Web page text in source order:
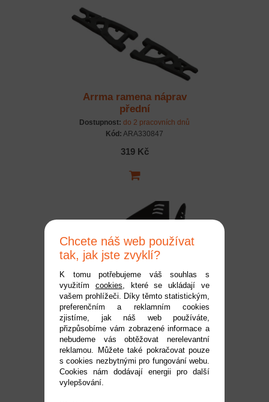
Arrma ramena náprav
přední
Dostupnost: do 2 pracovních dnů
Kód: ARA330847
319 Kč
Arrma boční bárazníky
Dostupnost:
do 2 pracovních dnů
Kód:ARA320825
449 Kč
Chcete náš web používat
tak, jak jste zvyklí?
K tomu potřebujeme váš souhlas s
využitím cookies, které se ukládají ve
vašem prohlížeči. Díky těmto statistickým,
preferenčním a reklamním cookies
zjistíme, jak náš web používáte,
přizpůsobíme vám zobrazené informace a
nebudeme vás obtěžovat nerelevantní
reklamou. Můžete také pokračovat pouze
s cookies nezbytnými pro fungování webu.
Cookies nám dodávají energii pro další
vylepšování.